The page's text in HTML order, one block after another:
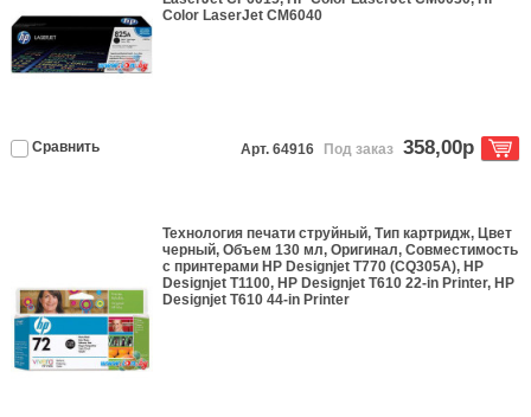
Color LaserJet CM6040
Сравнить Арт. 64916 Под заказ 358,00р
Технология печатиструйный, Типкартридж, Цвет
черный, Объем130 мл,Оригинал, Совместимость
с принтерами HP Designjet T770 (CQ305A), HP
Designjet T1100, HP Designjet T610 22-in Printer, HP
Designjet T610 44-in Printer